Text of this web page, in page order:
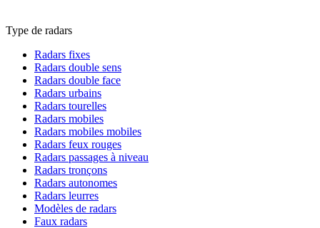
Type de radars
Radars fixes
Radars double sens
Radars double face
Radars urbains
Radars tourelles
Radars mobiles
Radars mobiles mobiles
Radars feux rouges
Radars passages à niveau
Radars tronçons
Radars autonomes
Radars leurres
Modèles de radars
Faux radars